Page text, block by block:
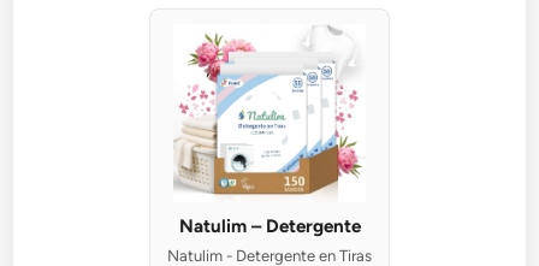
Natulim – Detergente
Natulim - Detergente en Tiras